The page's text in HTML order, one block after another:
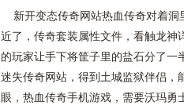
新开变态传奇网站热血传奇对着洞
近了，传奇套装属性文件，看触龙神
的玩家让手下将筐子里的盐石分了
迷失传奇网站，得到土城监狱伴侣
眼，热血传奇手机游戏，需要沃玛勇